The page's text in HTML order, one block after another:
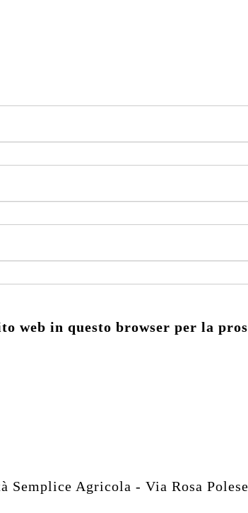
web in questo browser per la
Semplice Agricola - Via Rosa